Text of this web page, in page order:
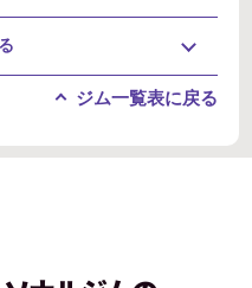
ジム一覧表に戻る